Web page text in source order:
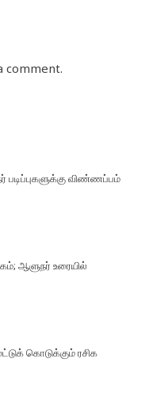
comment.
படிப்புகளுக்கு விண்ணப்பம்
ஆளுநர் உரையில்
கொடுக்கும் ரசிக